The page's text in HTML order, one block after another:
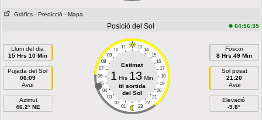
Gràfics - Predicció - Mapa
Posició del Sol 04:56:35
Llum del dia
15 Hrs 10 Min
Pujada del Sol
06:09
Avui
Azimut
46.2° NE
11 13
10
14
09
15
08
16
07
17
06
18
05
19
04
20
03
21
02
22
01 23
Estimat
1 Hrs 13 Min
til sortida
del Sol
Foscor
8 Hrs 49 Min
Sol posat
21:20
Avui
Elevació
-9.8°